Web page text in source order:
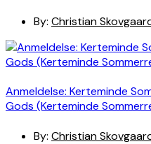
By: Christian
Anmeldelse: Kerteminde
Gods (Kerteminde
By: Christian